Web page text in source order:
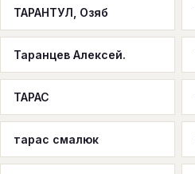
ТАРАНТУЛ, Озяб
Таранцев Алексей.
ТАРАС
тарас смалюк